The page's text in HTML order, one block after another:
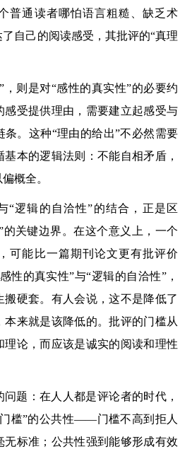
普通读者哪怕语言粗糙、缺乏术
自己的阅读感受，其批评的“真理
，则是对“感性的真实性”的必要约
感受提供理由，需要建立起感受与
条。这种“理由的给出”不必然需要
本的逻辑法则：不能自相矛盾，
概全。
“逻辑的自洽性”的结合，正是区
的关键边界。在这个意义上，一个
可能比一篇期刊论文更有批评价
性的真实性”与“逻辑的自洽性”，
硬套。有人会说，这不是降低了
来就是该降低的。批评的门槛从
理论，而应该是诚实的阅读和理性
题：在人人都是评论者的时代，
槛”的公共性——门槛不高到拒人
无标准；公共性强到能够形成有效